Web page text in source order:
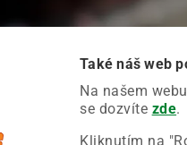
Také náš web
Na našem
se dozvíte zde.
Kliknutím na